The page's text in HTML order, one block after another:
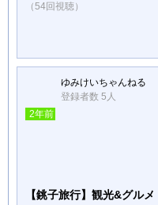
（54回視聴）
ゆみけいちゃんねる
登録者数 5人
2年前
【銚子旅行】観光&グルメ